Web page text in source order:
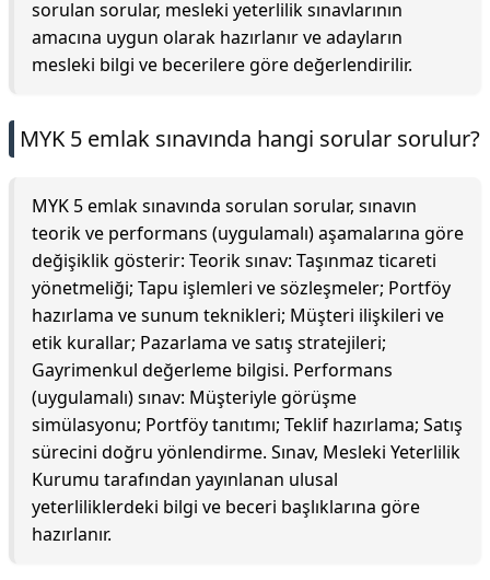
sorulan sorular, mesleki yeterlilik sınavlarının
amacına uygun olarak hazırlanır ve adayların
mesleki bilgi ve becerilere göre değerlendirilir.
MYK 5 emlak sınavında hangi sorular sorulur?
MYK 5 emlak sınavında sorulan sorular, sınavın
teorik ve performans (uygulamalı) aşamalarına göre
değişiklik gösterir: Teorik sınav: Taşınmaz ticareti
yönetmeliği; Tapu işlemleri ve sözleşmeler; Portföy
hazırlama ve sunum teknikleri; Müşteri ilişkileri ve
etik kurallar; Pazarlama ve satış stratejileri;
Gayrimenkul değerleme bilgisi. Performans
(uygulamalı) sınav: Müşteriyle görüşme
simülasyonu; Portföy tanıtımı; Teklif hazırlama; Satış
sürecini doğru yönlendirme. Sınav, Mesleki Yeterlilik
Kurumu tarafından yayınlanan ulusal
yeterliliklerdeki bilgi ve beceri başlıklarına göre
hazırlanır.